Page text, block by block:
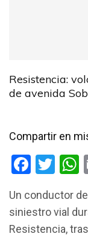
Resistencia:
de avenida
Compartir en
F
ce
b
T
tt
er s
Un conductor
siniestro vial
Resistencia,